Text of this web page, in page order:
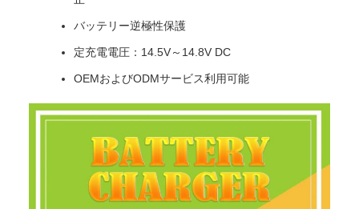
バッテリー逆極性保護
定充電電圧：14.5V～14.8V DC
OEMおよびODMサービス利用可能